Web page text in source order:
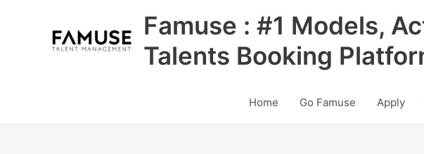
Famuse : #1 Models,
Talents Booking
Home Go Famuse Apply